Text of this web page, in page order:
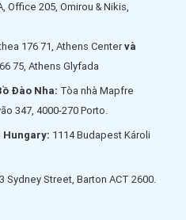
Office 205, Omirou & Nikis,
176 71, Athens Centervà
75, Athens Glyfada
Đào Nha: Tòa nhà Mapfre
347, 4000-270 Porto.
Hungary: 1114 Budapest Károli
Sydney Street, Barton ACT 2600.